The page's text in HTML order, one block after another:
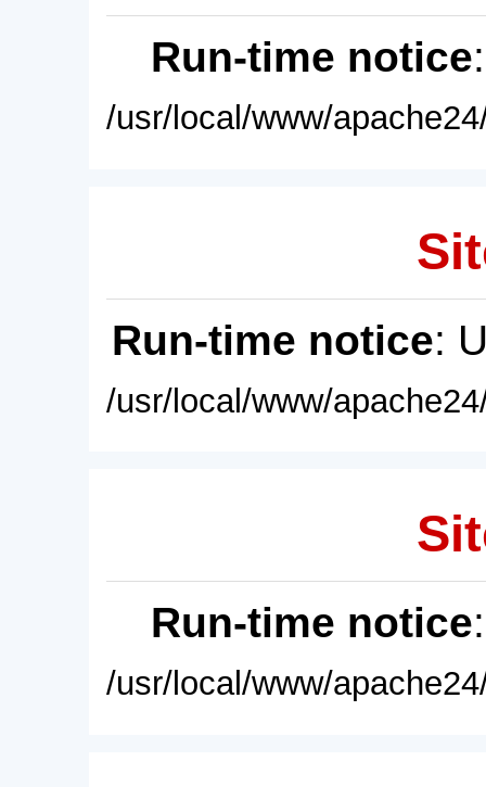
Run-time notice
/usr/local/www/
Run-time notice:
/usr/local/www/
Run-time notice
/usr/local/www/